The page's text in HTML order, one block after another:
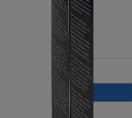
Añadir al carrito